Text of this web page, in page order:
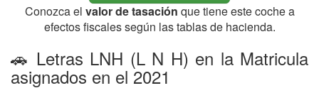
Conozca el valor de tasación que tiene este coche a
efectos fiscales según las tablas de hacienda.
🚗 Letras LNH (L N H) en la Matricula
asignados en el 2021